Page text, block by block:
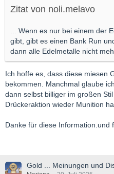
Zitat von noli.melavo
... Wenn es nur bei einem der
gibt, gibt es einen Bank Run
dann alle Edelmetalle nicht
Ich hoffe es, dass diese miesen
bekommen. Manchmal glaube
dann selbst billiger im großen
Drückeraktion wieder Munition
Danke für diese Information.und
Gold ... Meinungen und